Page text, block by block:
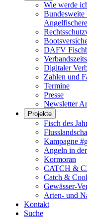
Wie werde
Bundesweite
DAFV
Digitaler
Zahlen und
Termine
Presse
Newsletter
Projekte
Fisch des
Kampagne
Angeln in
Kormoran
CATCH &
Catch &
Gewässer-
Arten- und
Kontakt
Suche